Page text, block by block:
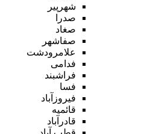
شهرپیر
صدرا
صغاد
صفاشهر
علامرودشت
فدامی
فراشبند
فسا
فیروزآباد
قائمیه
قادرآباد